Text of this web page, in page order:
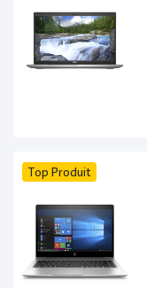
Top Produit